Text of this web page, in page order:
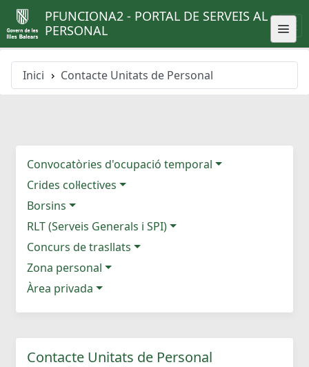
PFUNCIONA2 - PORTAL DE SERVEIS AL
PERSONAL
Inici Contacte Unitats de Personal
Convocatòries d'ocupació temporal
Crides col·lectives
Borsins
RLT (Serveis Generals i SPI)
Concurs de trasllats
Zona personal
Àrea privada
Contacte Unitats de Personal